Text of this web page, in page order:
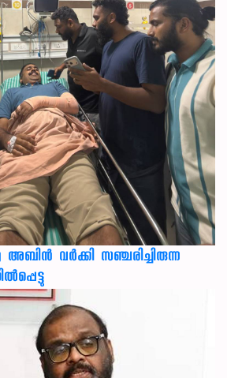
വർക്കി സഞ്ചരിച്ചിരുന്ന